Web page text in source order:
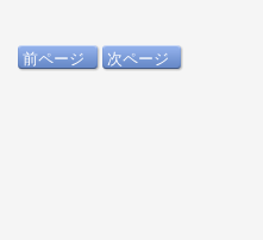
前ページ 次ページ